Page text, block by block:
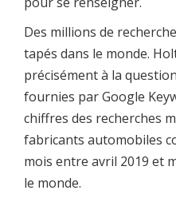
Des millions de
tapés dans le monde.
précisément à la
fournies par Google
chiffres des recherches
fabricants automobiles
mois entre avril 2019 et
le monde.